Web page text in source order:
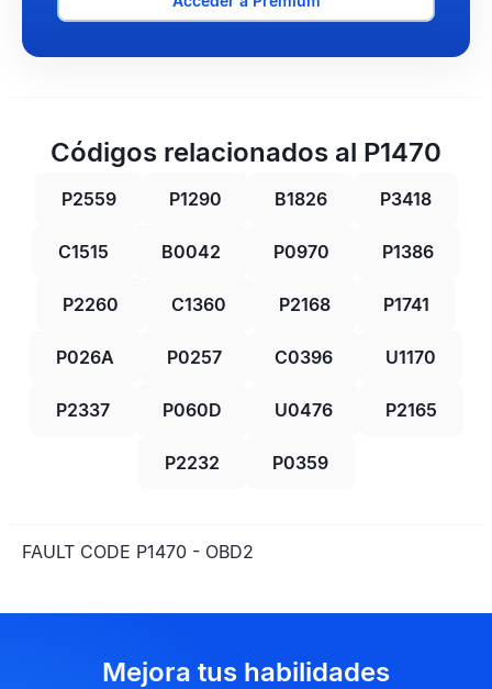
Códigos relacionados al P1470
P2559 P1290 B1826 P3418
C1515 B0042 P0970 P1386
P2260 C1360 P2168 P1741
P026A P0257 C0396 U1170
P2337 P060D U0476 P2165
P2232 P0359
FAULT CODE P1470 - OBD2
Mejora tus habilidades